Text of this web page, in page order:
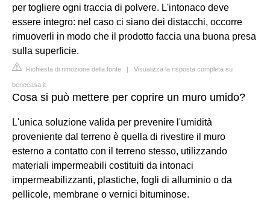
per togliere ogni traccia di polvere. L'intonaco deve
essere integro: nel caso ci siano dei distacchi, occorre
rimuoverli in modo che il prodotto faccia una buona presa
sulla superficie.
Richiesta di rimozione della fonte | Visualizza la risposta completa su
benecasa.it
Cosa si può mettere per coprire un muro umido?
L'unica soluzione valida per prevenire l'umidità
proveniente dal terreno è quella di rivestire il muro
esterno a contatto con il terreno stesso, utilizzando
materiali impermeabili costituiti da intonaci
impermeabilizzanti, plastiche, fogli di alluminio o da
pellicole, membrane o vernici bituminose.